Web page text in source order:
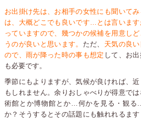
お出掛け先は、お相手の女性にも聞いて
は、大概どこでも良いです…とは言いま
っていますので、幾つかの候補を用意し
うのが良いと思います。 ただ、 天気の良
ので、雨が降った時の事も想定 して、お
も必要です。
季節にもよりますが、気候が良ければ、
もしれません。余りおしゃべりが得意で
術館とか博物館とか…何かを見る・観る
か？そうするとその話題にも触れれるま